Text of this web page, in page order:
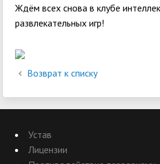
Ждём всех снова в клубе
развлекательных игр!
Возврат к списку
Устав
Лицензии